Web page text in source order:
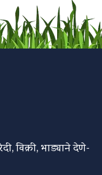
विक्री, भाड्याने देणे-